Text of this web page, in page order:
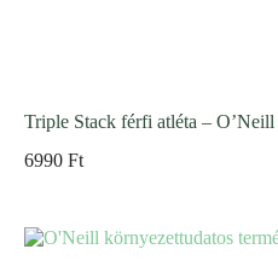
Triple Stack férfi atléta – O’Neill
6990 Ft